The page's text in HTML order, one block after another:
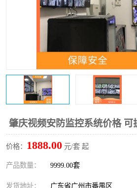
肇庆视频安防监控系统价格 可
价格： 1888.00 元/套 起
产品数量： 9999.00套
发货地址： 广东省广州市番禺区